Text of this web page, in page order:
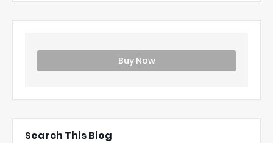
Buy Now
Search This Blog